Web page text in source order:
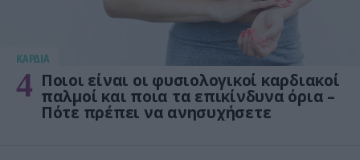
KΑΡΔΙΑ
4 Ποιοι είναι οι φυσιολογικοί καρδιακοί
παλμοί και ποια τα επικίνδυνα όρια –
Πότε πρέπει να ανησυχήσετε